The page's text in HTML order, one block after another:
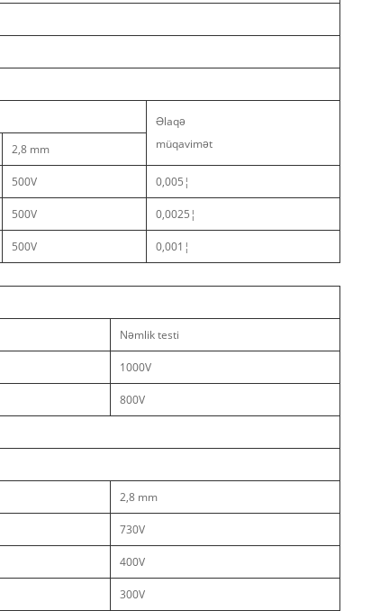
Əlaqə
müqavimət
2,8 mm
500V 0,005¦
500V 0,0025¦
500V 0,001¦
Nəmlik testi
1000V
800V
2,8 mm
730V
400V
300V